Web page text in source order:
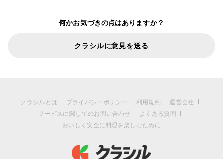
何かお気づきの点はありますか？
クラシルに意見を送る
クラシルとは プライバシーポリシー 利用規約
運営会社
サービスに関してのお問い合わせ
よくある質問
おいしく安全に料理を楽しむために